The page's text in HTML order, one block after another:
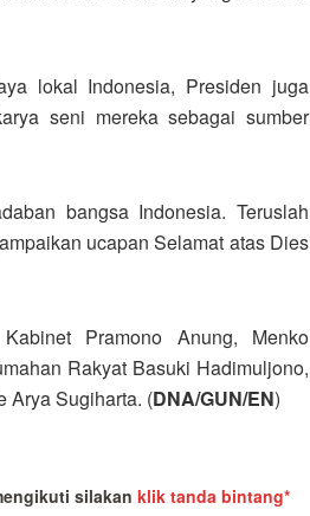
lokal Indonesia, Presiden juga
seni mereka sebagai sumber
bangsa Indonesia. Teruslah
ucapan Selamat atas Dies
Pramono Anung, Menko
Rakyat Basuki Hadimuljono,
Arya Sugiharta. (DNA/GUN/EN)
silakan klik tanda bintang*